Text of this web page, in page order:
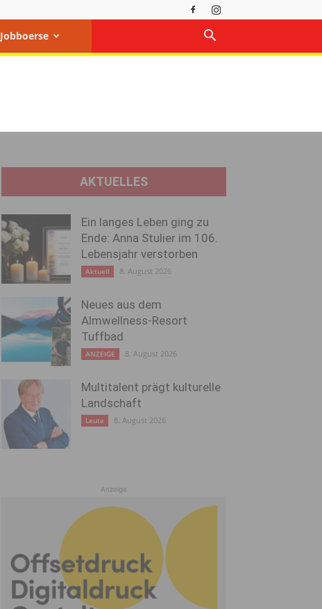
Jobboerse
AKTUELLES
Ein langes Leben ging zu
Ende: Anna Stulier im 106.
Lebensjahr verstorben
Aktuell 8. August 2026
Neues aus dem
Almwellness-Resort
Tuffbad
ANZEIGE 8. August 2026
Multitalent prägt kulturelle
Landschaft
Leute 8. August 2026
Anzeige